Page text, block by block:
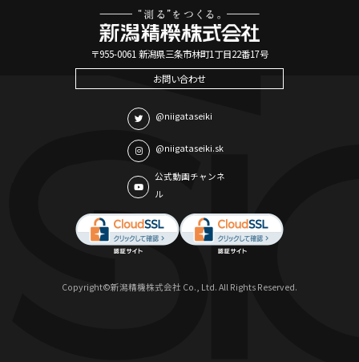
〒955-0061 新潟県三条市林町1丁目22番17号
お問い合わせ
@niigataseiki
@niigataseiki.sk
公式動画チャンネ
ル
Copyright©新潟精機株式会社 Co., Ltd. All Rights Reserved.